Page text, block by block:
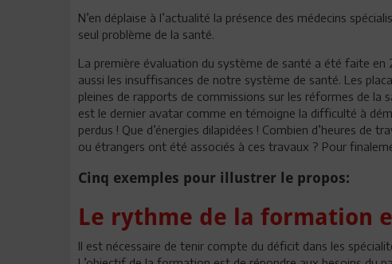
N’en déplaise à l’actualité la présence des médecins
seul problème de la santé.
La première évaluation du système de santé a été faite
aussi les insuffisances de notre système de santé. Les
pleines de rapports de commissions sur les réformes de la
est le dernier avatar comme en témoigne la difficulté à
perdus ! Que d’énergies dilapidées ! Combien d’heures de
ou étrangers ont été associés à ces travaux ? Pour
Cinq exemples pour illustrer le propos:
Le rythme de la formation
Il est nécessaire de tenir compte du déficit dans les